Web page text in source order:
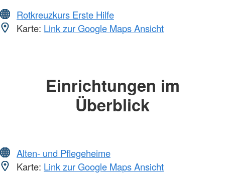
Rotkreuzkurs Erste Hilfe
Karte: Link zur Google Maps Ansicht
Einrichtungen im
Überblick
Alten- und Pflegeheime
Karte: Link zur Google Maps Ansicht